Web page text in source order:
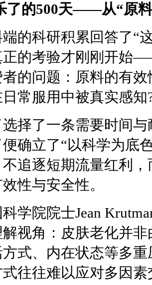
的500天——从“原料
科研积累回答了“这
正的考验才刚刚开始
的问题：原料的有
常服用中被真实感知
了一条需要时间与
便确立了“以科学为
追逐短期流量红利
性与安全性。
院院士Jean
视角：皮肤老化并
式、内在状态等多
式往往难以应对多因